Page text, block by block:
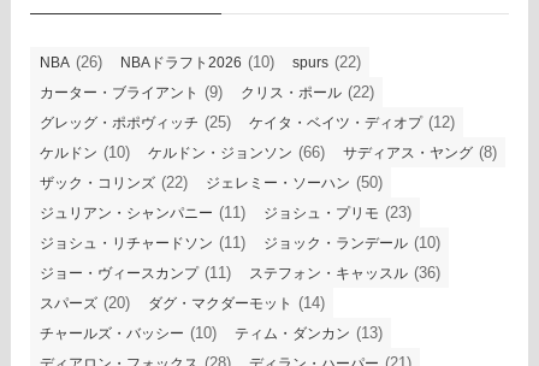
NBA (26) NBAドラフト2026 (10) spurs (22)
カーター・ブライアント (9) クリス・ポール (22)
グレッグ・ポポヴィッチ (25) ケイタ・ベイツ・ディオプ(12)
ケルドン (10) ケルドン・ジョンソン (66) サディアス・ヤング (8)
ザック・コリンズ (22) ジェレミー・ソーハン (50)
ジュリアン・シャンパニー (11) ジョシュ・プリモ (23)
ジョシュ・リチャードソン (11) ジョック・ランデール (10)
ジョー・ヴィースカンプ(11) ステフォン・キャッスル (36)
スパーズ (20) ダグ・マクダーモット (14)
チャールズ・バッシー (10) ティム・ダンカン (13)